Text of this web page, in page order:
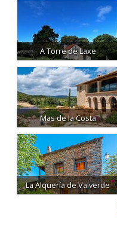
A Torre de Laxe
Mas de la Costa
La Alquería de Valverde